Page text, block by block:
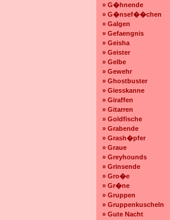
» G�hnende
» G�nsef��chen
» Galgen
» Gefaengnis
» Geisha
» Geister
» Gelbe
» Gewehr
» Ghostbuster
» Giesskanne
» Giraffen
» Gitarren
» Goldfische
» Grabende
» Grash�pfer
» Graue
» Greyhounds
» Grinsende
» Gro�e
» Gr�ne
» Gruppen
» Gruppenkuscheln
» Gute Nacht